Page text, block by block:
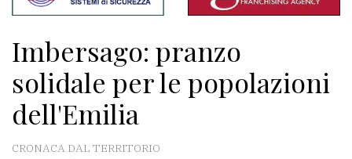
Associazioni
Meteo
CONTATTI
Imbersago: pranzo
solidale per le popolazioni
dell'Emilia
CRONACA DAL TERRITORIO